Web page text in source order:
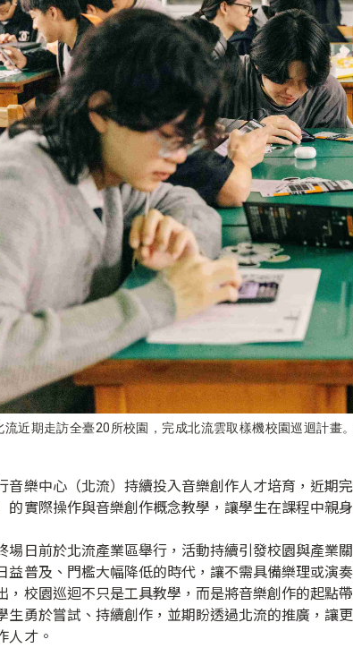
流近期走訪全臺20所校園，完成北流雲取樣機校園巡迴計畫
音樂中心（北流）持續投入音樂創作人才培育，近期
的實際操作與音樂創作概念教學，讓學生在課程中親
場日前於北流產業區舉行，活動持續引發校園與產業
益普及、門檻大幅降低的時代，讓不需具備樂理或演
，校園巡迴不只是工具教學，而是將音樂創作的起點
生勇於嘗試、持續創作，並期盼透過北流的推廣，讓
人才。